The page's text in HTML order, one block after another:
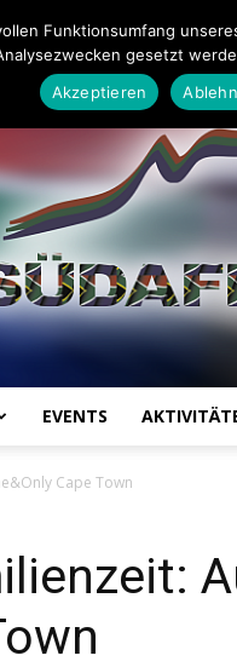
EVENTS
Cape Town
Funktionsumfang
gesetzt
Akzeptieren